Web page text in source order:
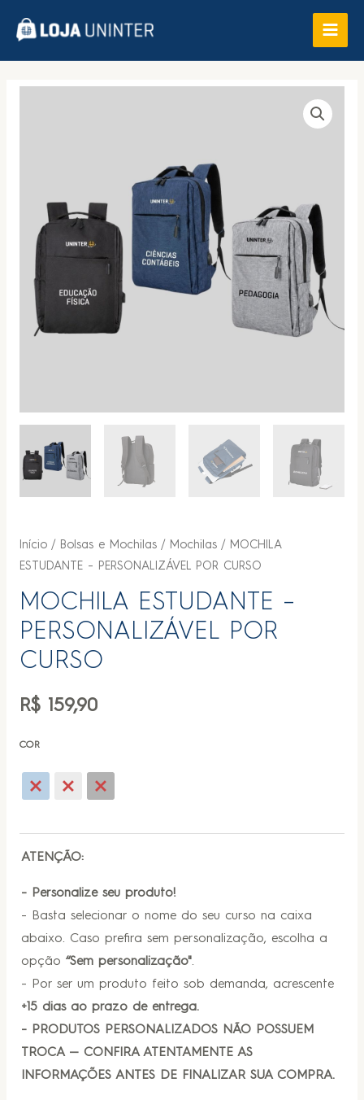
Início/ Bolsas e Mochilas/ Mochilas/ MOCHILA
ESTUDANTE – PERSONALIZÁVEL POR CURSO
MOCHILA ESTUDANTE –
PERSONALIZÁVEL POR
CURSO
R$159,90
COR
ATENÇÃO:
- Personalize seu produto!
- Basta selecionar o nome do seu curso na caixa
abaixo. Caso prefira sem personalização, escolha a
opção “Sem personalização".
- Por ser um produto feito sob demanda, acrescente
+15 dias ao prazo de entrega.
- PRODUTOS PERSONALIZADOS NÃO POSSUEM
TROCA — CONFIRA ATENTAMENTE AS
INFORMAÇÕES ANTES DE FINALIZAR SUA COMPRA.